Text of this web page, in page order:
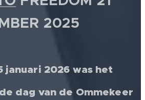
2025 💫
januari 2026 was het
dag van de Ommekeer